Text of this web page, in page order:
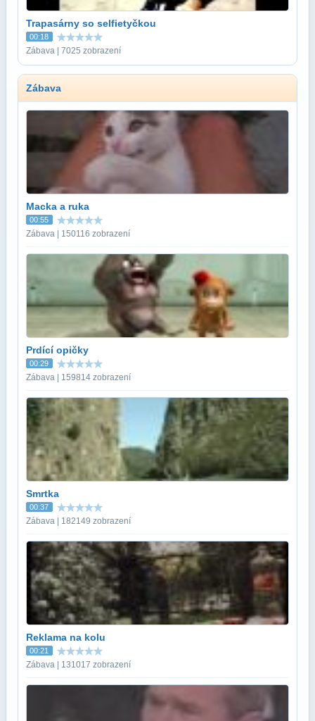
Trapasárny so selfietyčkou
00:18
Zábava | 7025 zobrazení
Zábava
Macka a ruka
00:55
Zábava | 150116 zobrazení
Prdící opičky
00:29
Zábava | 159814 zobrazení
Smrtka
00:37
Zábava | 182149 zobrazení
Reklama na kolu
00:21
Zábava | 131017 zobrazení